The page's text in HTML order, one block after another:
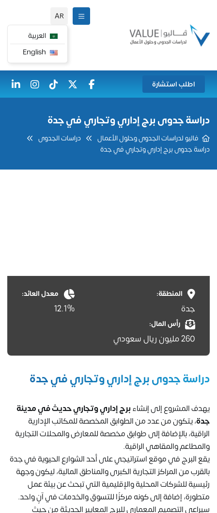
AR
العربية
اطلب استشارة
دراسة جدوى برج إداري وتجاري في جدة
فاليو لدراسات الجدوى وحلول الأعمال
دراسات الجدوى
دراسة جدوى برج إداري وتجاري في جدة
المنطقة:
جدة
معدل العائد:
12.1%
رأس المال:
260 مليون ريال سعودي
دراسة جدوى برج إداري وتجاري في جدة
يهدف المشروع إلى إنشاءبرج إداري وتجاري حديث في مدينة
جدة، يتكون من عدد من الطوابق المخصصة للمكاتب الإدارية
الراقية، بالإضافة إلى طوابق مخصصة للمعارض والمحلات التجارية
والمطاعم والمقاهي الراقية.
يقع البرج في موقع استراتيجي على أحد الشوارع الحيوية في جدة
بالقرب من المراكز التجارية الكبرى والمناطق المالية، ليكون وجهة
رئيسية للشركات المحلية والإقليمية التي تبحث عن بيئة عمل
متطورة، إضافة إلى كونه مركزًا للتسوق والخدمات في آنٍ واحد.
سيراعي التصميم المعماري للبرج المعايير الحديثة من حيث